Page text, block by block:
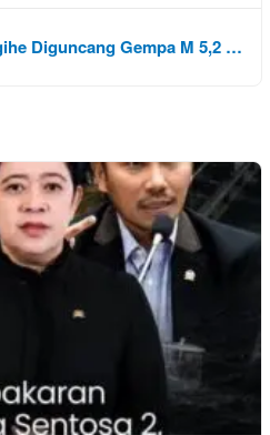
Diguncang Gempa M 5,2 …